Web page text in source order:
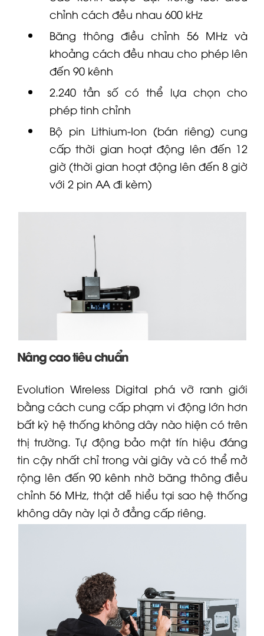
chỉnh cách đều nhau 600 kHz
Băng thông điều chỉnh 56 MHz và
khoảng cách đều nhau cho phép lên
đến 90 kênh
2.240 tần số có thể lựa chọn cho
phép tinh chỉnh
Bộ pin Lithium-Ion (bán riêng) cung
cấp thời gian hoạt động lên đến 12
giờ (thời gian hoạt động lên đến 8 giờ
với 2 pin AA đi kèm)
Nâng cao tiêu chuẩn
Evolution Wireless Digital phá vỡ ranh giới
bằng cách cung cấp phạm vi động lớn hơn
bất kỳ hệ thống không dây nào hiện có trên
thị trường. Tự động bảo mật tín hiệu đáng
tin cậy nhất chỉ trong vài giây và có thể mở
rộng lên đến 90 kênh nhờ băng thông điều
chỉnh 56 MHz, thật dễ hiểu tại sao hệ thống
không dây này lại ở đẳng cấp riêng.